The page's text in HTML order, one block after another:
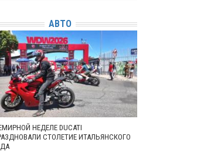
АВТО
НЕДЕЛЕ DUCATI
СТОЛЕТИЕ ИТАЛЬЯНСКОГО